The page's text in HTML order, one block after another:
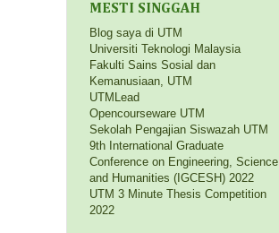
MESTI SINGGAH
Blog saya di UTM
Universiti Teknologi Malaysia
Fakulti Sains Sosial dan
Kemanusiaan, UTM
UTMLead
Opencourseware UTM
Sekolah Pengajian Siswazah UTM
9th International Graduate
Conference on Engineering, Science
and Humanities (IGCESH) 2022
UTM 3 Minute Thesis Competition
2022